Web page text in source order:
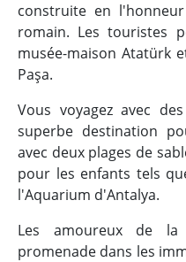
construite en
romain. Les touristes
musée-maison Atatürk
Paşa.
Vous voyagez avec
superbe destination
avec deux plages de
pour les enfants tels
l'Aquarium d'Antalya.
Les amoureux de la
promenade dans les